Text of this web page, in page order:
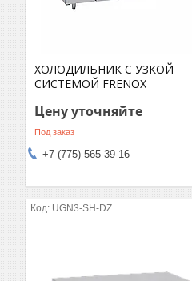
ХОЛОДИЛЬНИК C УЗКОЙ
СИСТЕМОЙ FRENOX
Цену уточняйте
Под заказ
+7 (775) 565-39-16
UGN3-SH-DZ